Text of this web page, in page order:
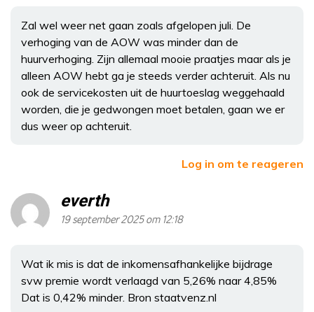
Zal wel weer net gaan zoals afgelopen juli. De
verhoging van de AOW was minder dan de
huurverhoging. Zijn allemaal mooie praatjes maar als je
alleen AOW hebt ga je steeds verder achteruit. Als nu
ook de servicekosten uit de huurtoeslag weggehaald
worden, die je gedwongen moet betalen, gaan we er
dus weer op achteruit.
Log in om te reageren
everth
19 september 2025 om 12:18
Wat ik mis is dat de inkomensafhankelijke bijdrage
svw premie wordt verlaagd van 5,26% naar 4,85%
Dat is 0,42% minder. Bron staatvenz.nl